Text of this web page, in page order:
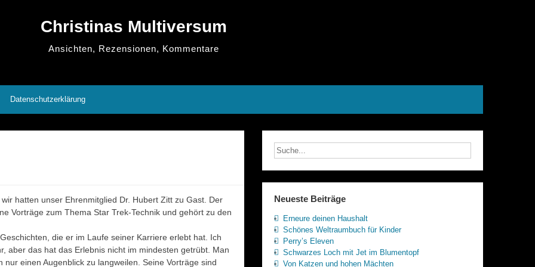
Christinas Multiversum
Ansichten, Rezensionen, Kommentare
Datenschutzerklärung
hatten unser Ehrenmitglied Dr. Hubert Zitt zu Gast. Der
Vorträge zum Thema Star Trek-Technik und gehört zu den
die er im Laufe seiner Karriere erlebt hat. Ich
aber das hat das Erlebnis nicht im mindesten getrübt. Man
einen Augenblick zu langweilen. Seine Vorträge sind
Neueste Beiträge
Erneure deinen Haushalt
Schönes Weltraumbuch für Kinder
Perry’s Eleven
Schwarzes Loch mit Jet im Blumentopf
Von Katzen und hohen Mächten